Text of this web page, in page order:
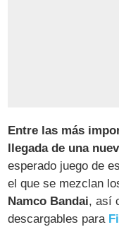
Entre las más
llegada de una
esperado juego de
el que se mezclan
Namco Bandai, así
descargables para